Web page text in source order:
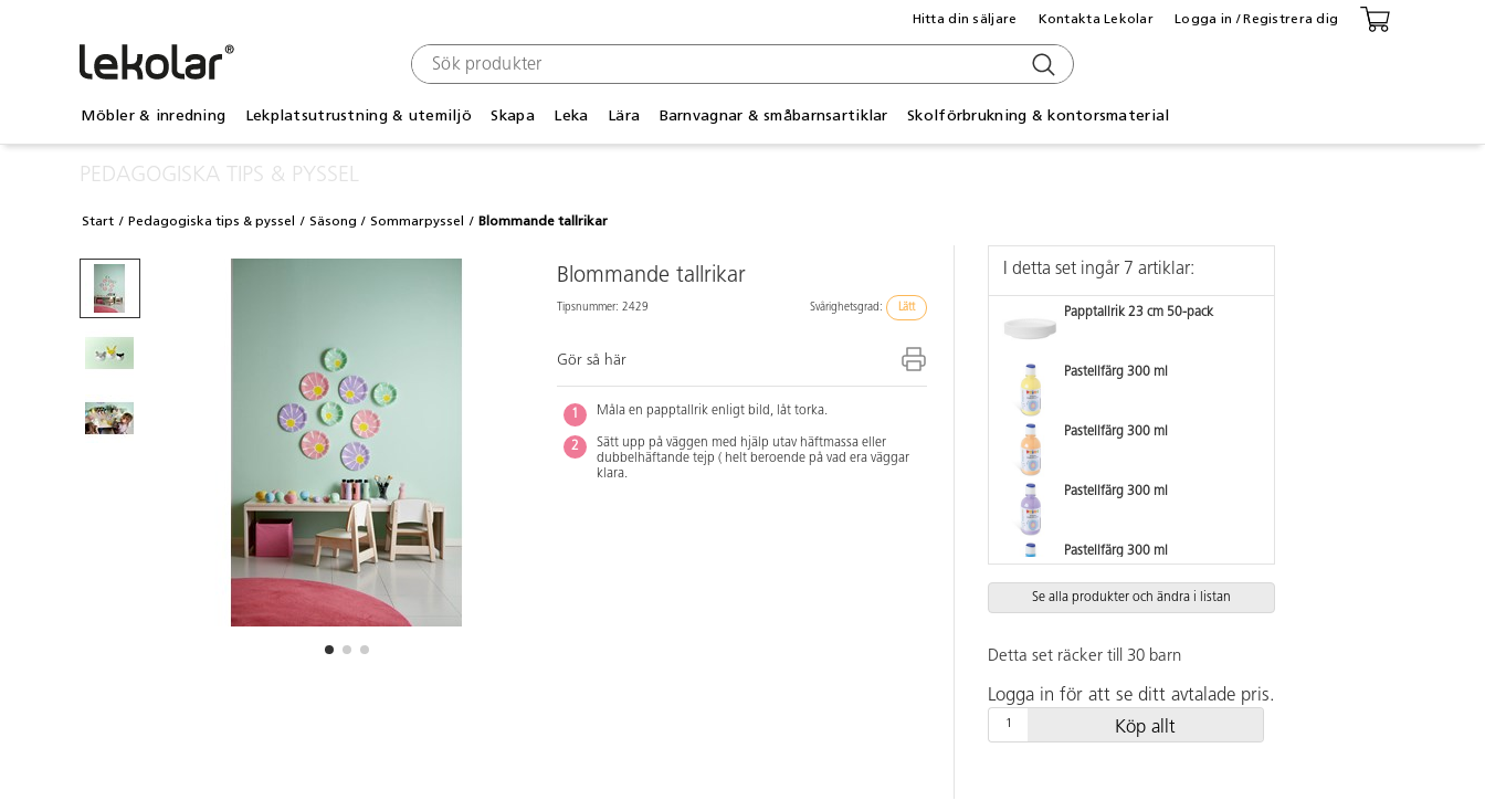
Möbler & inredning Lekplatsutrustning & utemiljö Skapa Leka Lära Barnvagnar & småbarnsartiklar Skolförbrukning & kontorsmaterial
Hitta din säljare Kontakta Lekolar Logga in / Registrera dig
PEDAGOGISKA TIPS & PYSSEL
Start Pedagogiska tips & pyssel Säsong Sommarpyssel Blommande tallrikar
Blommande tallrikar
Tipsnummer: 2429 Svårighetsgrad: Lätt
Gör så här
Måla en papptallrik enligt bild, låt torka.
Sätt upp på väggen med hjälp utav häftmassa eller
dubbelhäftande tejp ( helt beroende på vad era väggar
klara.
I detta set ingår 7 artiklar:
Papptallrik 23 cm 50-pack
Pastellfärg 300 ml
Pastellfärg 300 ml
Pastellfärg 300 ml
Pastellfärg 300 ml
Pastellfärg 300 ml
Se alla produkter och ändra i listan
Detta set räcker till 30 barn
Logga in för att se ditt avtalade pris.
Köp allt